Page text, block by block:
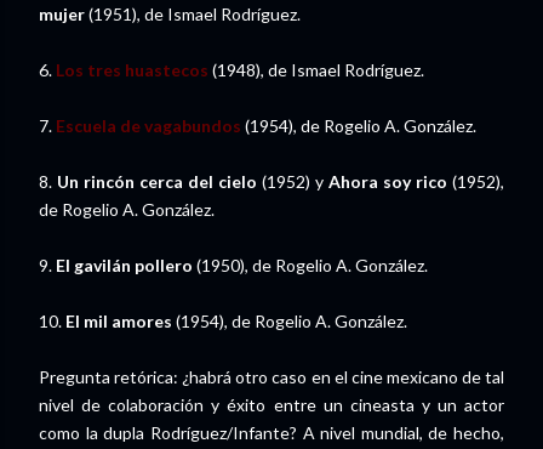
mujer(1951), de Ismael Rodríguez.
6. Los tres huastecos (1948), de Ismael Rodríguez.
7. Escuela de vagabundos (1954), de Rogelio A. González.
8. Un rincón cerca del cielo (1952) y Ahora soy rico (1952),
de Rogelio A. González.
9. El gavilán pollero (1950), de Rogelio A. González.
10. El mil amores (1954), de Rogelio A. González.
Pregunta retórica: ¿habrá otro caso en el cine mexicano de tal
nivel de colaboración y éxito entre un cineasta y un actor
como la dupla Rodríguez/Infante? A nivel mundial, de hecho,